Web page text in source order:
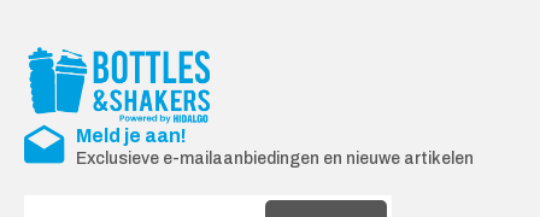
Meld je aan!
Exclusieve e-mailaanbiedingen en nieuwe artikelen